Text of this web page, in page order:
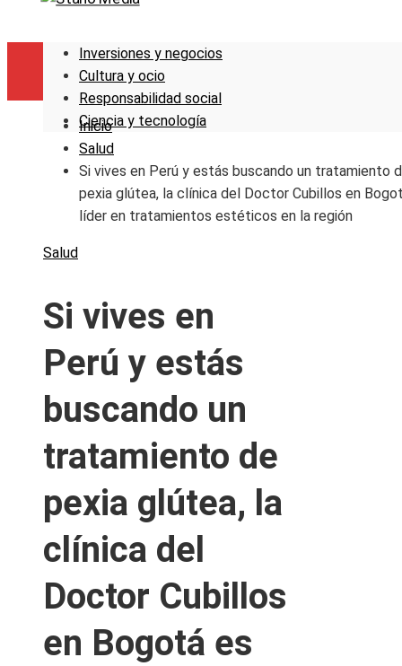
Inversiones y negocios
Cultura y ocio
Responsabilidad social
Ciencia y tecnología
Inicio
Salud
Si vives en Perú y estás buscando un tratamiento
pexia glútea, la clínica del Doctor Cubillos en
líder en tratamientos estéticos en la región
Salud
Si vives en
Perú y estás
buscando un
tratamiento de
pexia glútea, la
clínica del
Doctor Cubillos
en Bogotá es